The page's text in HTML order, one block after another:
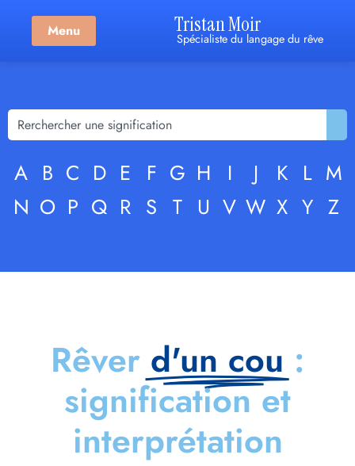
Menu Tristan Moir
Spécialiste du langage du rêve
A B C D E F G H I J K L M
N O P Q R S T U V W X Y Z
Rêver d'un cou :
signification et
interprétation